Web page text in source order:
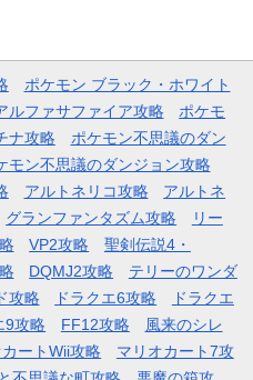
ポケモン ブラック・ホワイト
ルファサファイア攻略
ポケモ
ナ攻略
ポケモン不思議のダン
モン不思議のダンジョン攻略
アルトネリコ攻略
アルトネ
グランファンタズム攻略
リー
VP2攻略
聖剣伝説4・
DQMJ2攻略
テリーのワンダ
攻略 ドラクエ6攻略
ドラクエ
9攻略 FF12攻略
風来のシレ
ートWii攻略
マリオカート7攻